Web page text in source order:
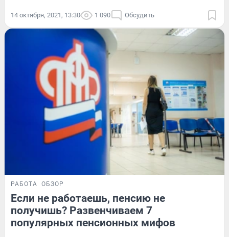
14 октября, 2021, 13:30 1 090 Обсудить
РАБОТА ОБЗОР
Если не работаешь, пенсию не
получишь? Развенчиваем 7
популярных пенсионных мифов